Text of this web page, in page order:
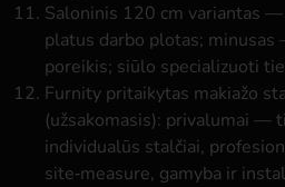
Saloninis 120 cm variantas —
platus darbo plotas; minusas
poreikis; siūlo specializuoti
Furnity pritaikytas makiažo
(užsakomasis): privalumai —
individualūs stalčiai,
site‑measure, gamyba ir